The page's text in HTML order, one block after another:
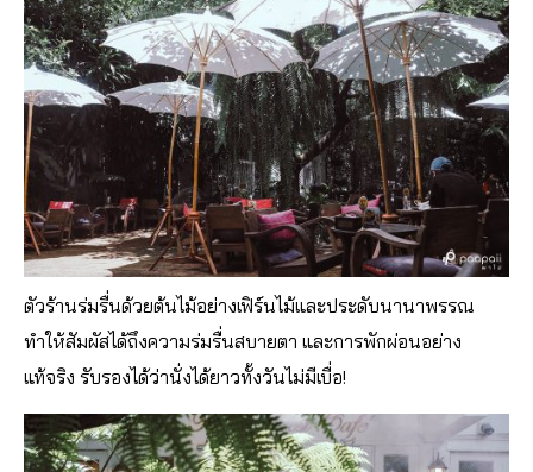
ตัวร้านร่มรื่นด้วยต้นไม้อย่างเฟิร์นไม้และประดับนานาพรรณ
ทำให้สัมผัสได้ถึงความร่มรื่่นสบายตา และการพักผ่อนอย่าง
แท้จริง รับรองได้ว่านั่งได้ยาวทั้งวันไม่มีเบื่อ!